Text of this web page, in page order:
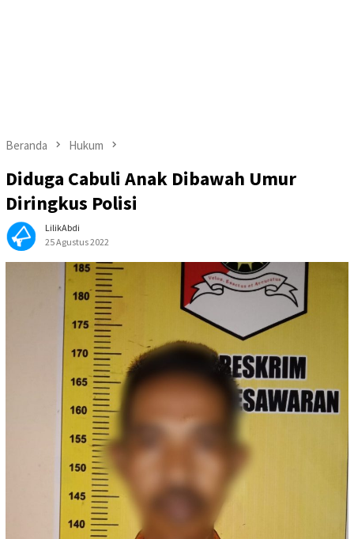
Beranda Hukum
Diduga Cabuli Anak Dibawah Umur
Diringkus Polisi
LilikAbdi
25 Agustus 2022